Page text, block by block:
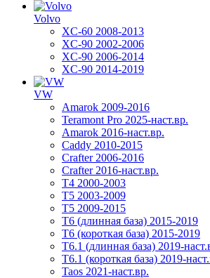
Volvo
XC-60 2008-2013
XC-90 2002-2006
XC-90 2006-2014
XC-90 2014-2019
VW
Amarok 2009-2016
Teramont Pro 2025-наст.вр.
Amarok 2016-наст.вр.
Caddy 2010-2015
Crafter 2006-2016
Crafter 2016-наст.вр.
T4 2000-2003
T5 2003-2009
T5 2009-2015
T6 (длинная база) 2015-2019
Т6 (короткая база) 2015-2019
T6.1 (длинная база) 2019-
T6.1 (короткая база) 2019-
Taos 2021-наст.вр.